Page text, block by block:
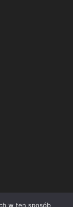
w ten sposób